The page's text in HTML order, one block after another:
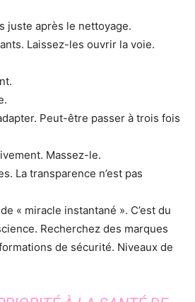
juste après le nettoyage.
Laissez-les ouvrir la voie.
Peut-être passer à trois fois
Massez-le.
La transparence n’est pas
« miracle instantané ». C’est du
Recherchez des marques
de sécurité. Niveaux de